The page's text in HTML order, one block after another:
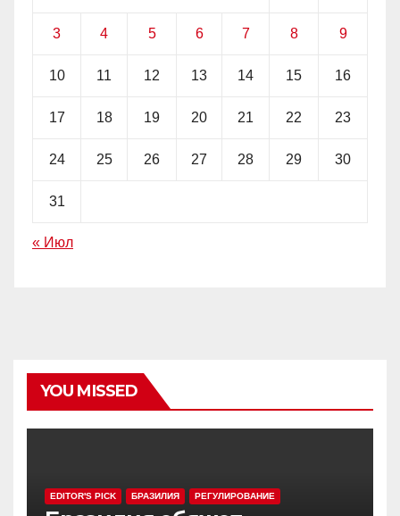
3 4 5 6 7 8 9
10 11 12 13 14 15 16
17 18 19 20 21 22 23
24 25 26 27 28 29 30
31
« Июл
YOU MISSED
EDITOR'S PICK БРАЗИЛИЯ РЕГУЛИРОВАНИЕ